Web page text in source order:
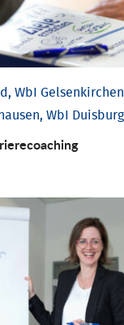
WbI
WbI Duisburg